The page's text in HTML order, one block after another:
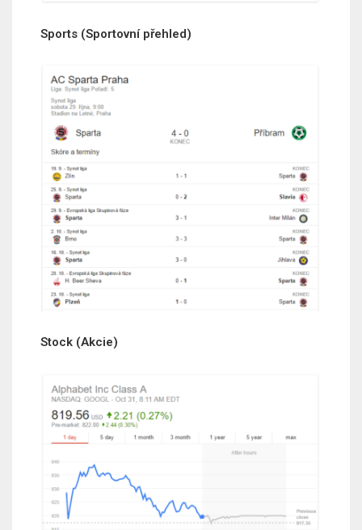
Sports (Sportovní přehled)
Stock (Akcie)